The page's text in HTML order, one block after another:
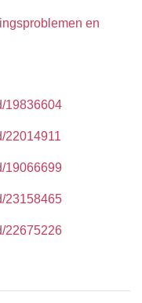
en
19836604
22014911
19066699
23158465
22675226